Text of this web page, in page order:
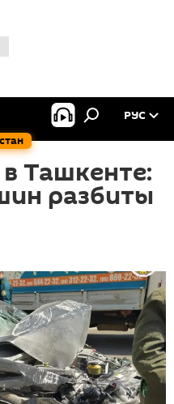
РУС
Ташкенте:
разбиты